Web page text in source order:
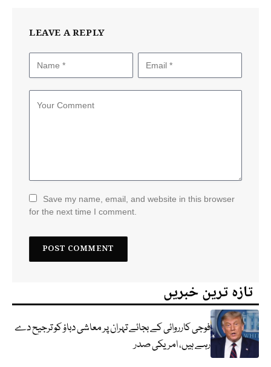
LEAVE A REPLY
Save my name, email, and website in this browser
for the next time I comment.
تازہ ترین خبریں
فوجی کارروائی کے بجائے تہران پر معاشی دباؤ کو ترجیح دے
رہے ہیں، امریکی صدر